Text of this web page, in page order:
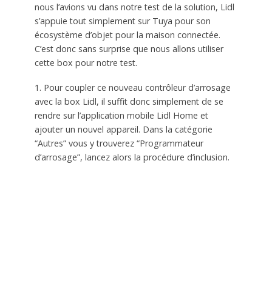
nous l’avions vu dans notre test de la solution, Lidl
s’appuie tout simplement sur Tuya pour son
écosystème d’objet pour la maison connectée.
C’est donc sans surprise que nous allons utiliser
cette box pour notre test.
1. Pour coupler ce nouveau contrôleur d’arrosage
avec la box Lidl, il suffit donc simplement de se
rendre sur l’application mobile Lidl Home et
ajouter un nouvel appareil. Dans la catégorie
“Autres” vous y trouverez “Programmateur
d’arrosage”, lancez alors la procédure d’inclusion.